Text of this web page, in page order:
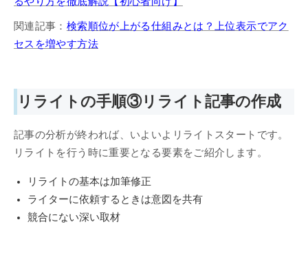
関連記事： 検索順位が上がる仕組みとは？上位表示でアク
セスを増やす方法
リライトの手順③リライト記事の作成
記事の分析が終われば、いよいよリライトスタートです。
リライトを行う時に重要となる要素をご紹介します。
リライトの基本は加筆修正
ライターに依頼するときは意図を共有
競合にない深い取材